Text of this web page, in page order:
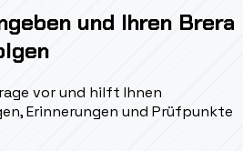
und Ihren Brera
vor und hilft Ihnen
Erinnerungen und Prüfpunkte